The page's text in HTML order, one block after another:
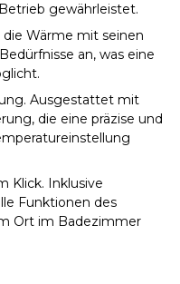
gewährleistet.
die Wärme mit seinen
an, was eine
Ausgestattet mit
die eine präzise und
Klick. Inklusive
Funktionen des
Ort im Badezimmer
Timer für eine